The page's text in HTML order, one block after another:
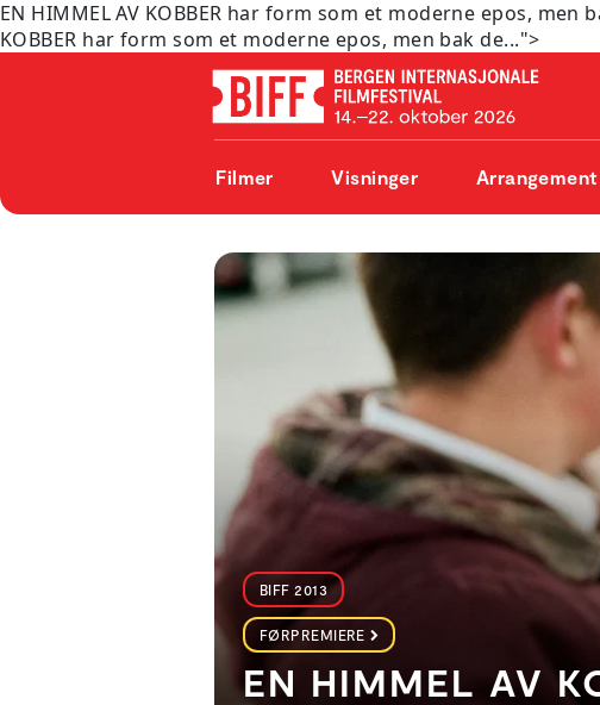
EN HIMMEL AV KOBBER har form som et moderne epos, men
KOBBER har form som et moderne epos, men bak de...">
Filmer Visninger Arrangement
BIFF 2013
FØRPREMIERE
EN HIMMEL AV